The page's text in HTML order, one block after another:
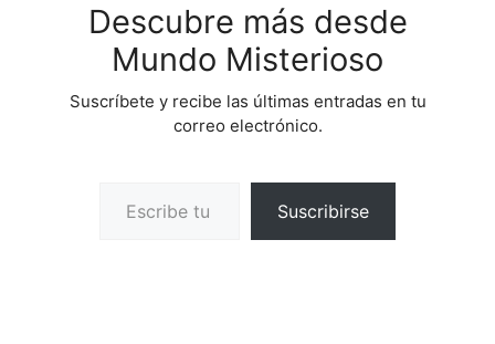
Descubre más desde
Mundo Misterioso
Suscríbete y recibe las últimas entradas en tu
correo electrónico.
Suscribirse